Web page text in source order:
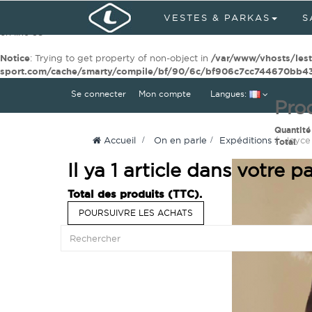
: Undefined index: og_type in/var/www/vhosts/lestra-
38
Notice: Trying to get property of non-object in /var/www/vhosts/
sport.com/cache/smarty/compile/bf/90/6c/
Se connecter Mon compte Langues:
Quantité
Total
Il ya 1 article dans votre
Total des produits (TTC).
POURSUIVRE LES ACHATS
VESTES & PARKAS
Accueil > On en parle > Expéditions >